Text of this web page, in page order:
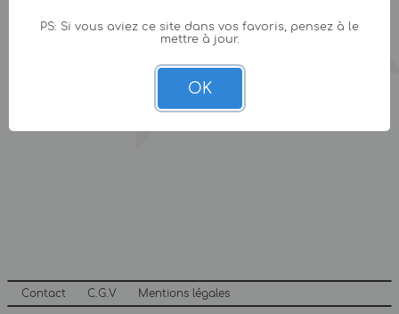
Contact C.G.V Mentions légales
PS: Si vous aviez ce site dans vos favoris, pensez à le
mettre à jour.
OK